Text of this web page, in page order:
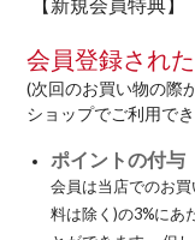
会員登録され
(次回のお買い物の際
ショップでご利用でき
ポイントの付与
会員は当店でのお
料は除く)の3%にあ